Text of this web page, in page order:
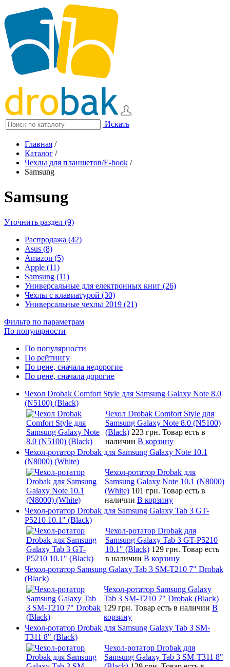
Искать
Главная /
Каталог /
Чехлы для планшетов/E-book /
Samsung
Samsung
Уточнить раздел (9)
Распродажа (42)
Asus (8)
Amazon (5)
Apple (11)
Samsung (11)
Универсальные для електронных книг (26)
Чехлы с клавиатурой (30)
Универсальные чехлы 2019 (21)
Фильтр по параметрам
По популярности
По популярности
По рейтингу
По цене, сначала недорогие
По цене, сначала дорогие
Чехол Drobak Comfort Style для Samsung Galaxy Note 8.0
(N5100) (Black)
Чехол Drobak Comfort Style для
Samsung Galaxy Note 8.0 (N5100)
(Black) 223 грн. Товар есть в
наличии В корзину
Чехол-ротатор Drobak для Samsung Galaxy Note 10.1
(N8000) (White)
Чехол-ротатор Drobak для
Samsung Galaxy Note 10.1 (N8000)
(White) 101 грн. Товар есть в
наличии В корзину
Чехол-ротатор Drobak для Samsung Galaxy Tab 3 GT-
P5210 10.1" (Black)
Чехол-ротатор Drobak для
Samsung Galaxy Tab 3 GT-P5210
10.1" (Black) 129 грн. Товар есть
в наличии В корзину
Чехол-ротатор Samsung Galaxy Tab 3 SM-T210 7" Drobak
(Black)
Чехол-ротатор Samsung Galaxy
Tab 3 SM-T210 7" Drobak (Black)
129 грн. Товар есть в наличии В
корзину
Чехол-ротатор Drobak для Samsung Galaxy Tab 3 SM-
T311 8" (Black)
Чехол-ротатор Drobak для
Samsung Galaxy Tab 3 SM-T311 8"